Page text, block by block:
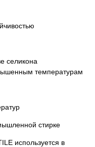
селикона
температурам
стирке
используется в